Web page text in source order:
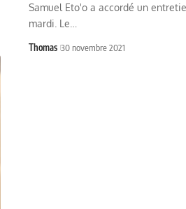
Samuel Eto'o a accordé un
mardi. Le…
Thomas 30 novembre 2021